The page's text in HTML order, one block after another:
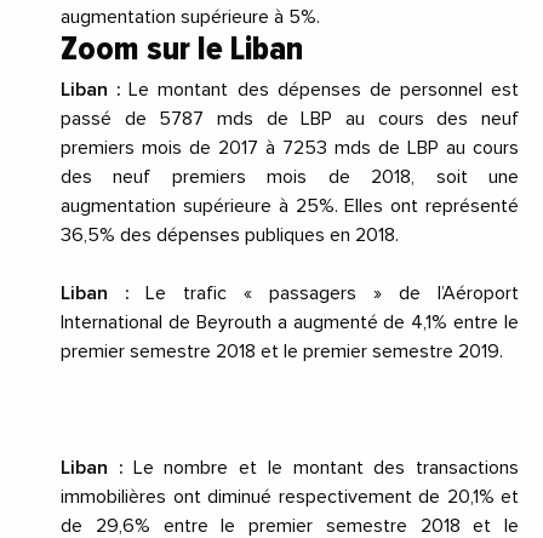
augmentation supérieure à 5%.
Zoom sur le Liban
Liban : Le montant des dépenses de personnel est
passé de 5787 mds de LBP au cours des neuf
premiers mois de 2017 à 7253 mds de LBP au cours
des neuf premiers mois de 2018, soit une
augmentation supérieure à 25%. Elles ont représenté
36,5% des dépenses publiques en 2018.
Liban : Le trafic « passagers » de l’Aéroport
International de Beyrouth a augmenté de 4,1% entre le
premier semestre 2018 et le premier semestre 2019.
Liban :Le nombre et le montant des transactions
immobilières ont diminué respectivement de 20,1% et
de 29,6% entre le premier semestre 2018 et le